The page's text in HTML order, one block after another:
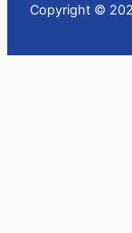
Copyright ©